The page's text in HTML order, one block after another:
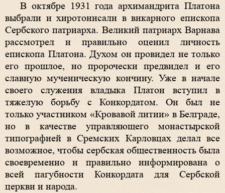
В октябре 1931 года архимандрита Платона
выбрали и хиротонисали в викарного епископа
Сербского патриарха. Великий патриарх Варнава
рассмотрел и правильно оценил личность
епископа Платона. Духом он провидел не только
его прошлое, но пророчески предвидел и его
славную мученическую кончину. Уже в начале
своего служения владыка Платон вступил в
тяжелую борьбу с Конкордатом. Он был не
только участником «Кровавой литии» в Белграде,
но в качестве управляющего монастырской
типографией в Сремских Карловцах делал все
возможное, чтобы сербская общественность была
своевременно и правильно информирована о
всей пагубности Конкордата для Сербской
церкви и народа.